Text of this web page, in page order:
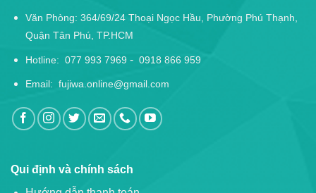
Văn Phòng: 364/69/24 Thoại Ngọc Hầu, Phường Phú Thạnh,
Quận Tân Phú, TP.HCM
Hotline: 077 993 7969- 0918 866 959
Email: fujiwa.online@gmail.com
Qui định và chính sách